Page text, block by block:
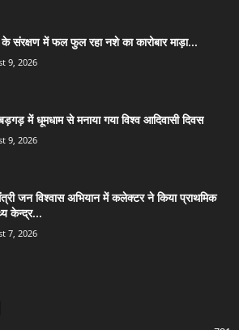
संरक्षण में फल फुल रहा नशे का कारोबार माड़ा...
9, 2026
में धूमधाम से मनाया गया विश्व आदिवासी दिवस
9, 2026
जन विश्वास अभियान में कलेक्टर ने किया प्राथमिक
केन्द्र...
7, 2026